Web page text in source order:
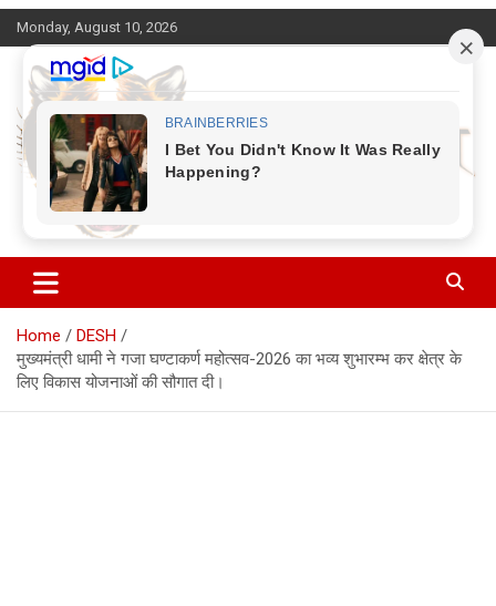
Skip
to
content
Monday, August 10, 2026
Corbett Halchal (कॉर्बेट हलचल)
Home
DESH
मुख्यमंत्री धामी ने गजा घण्टाकर्ण महोत्सव-2026 का भव्य शुभारम्भ कर क्षेत्र के
लिए विकास योजनाओं की सौगात दी।